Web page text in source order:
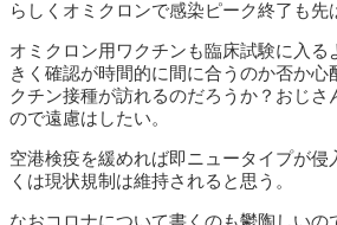
らしくオミクロンで感染ピーク終了も先
オミクロン用ワクチンも臨床試験に入る
きく確認が時間的に間に合うのか否か心
クチン接種が訪れるのだろうか？おじさ
ので遠慮はしたい。
空港検疫を緩めれば即ニュータイプが侵
くは現状規制は維持されると思う。